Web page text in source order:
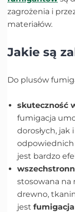
zagrożenia i
materiałów.
Jakie są
Do plusów
skuteczność
fumigacja
dorosłych, jak
odpowiednich
jest bardzo
stosowana na
drewno,
jest